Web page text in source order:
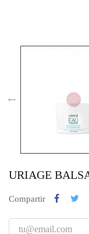
URIAGE
Compartir